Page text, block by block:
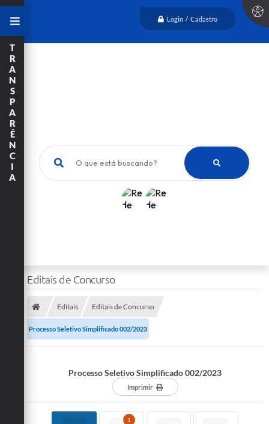
Login / Cadastro
O que está buscando?
T
R
A
N
S
P
A
R
Ê
N
C
I
A
Editais de Concurso
Editais Editais de Concurso
Processo Seletivo Simplificado 002/2023
Processo Seletivo Simplificado 002/2023
Imprimir
1